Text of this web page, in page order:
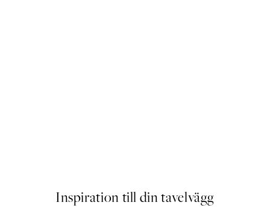
Inspiration till din tavelvägg